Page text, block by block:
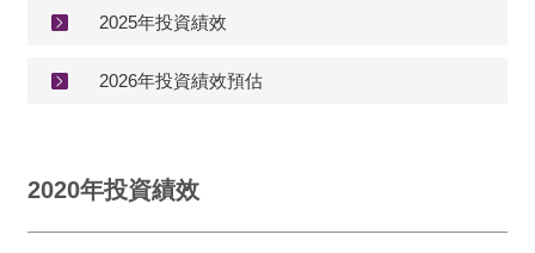
2025年投資績效
2026年投資績效預估
2020年投資績效